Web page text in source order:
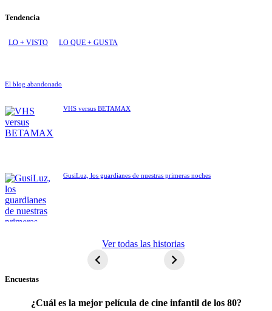
Tendencia
LO + VISTO LO QUE + GUSTA
El blog abandonado
VHS versus BETAMAX
GusiLuz, los guardianes de nuestras primeras noches
extraterrestre
Ver todas las historias
Encuestas
¿Cuál es la mejor película de cine infantil de los 80?